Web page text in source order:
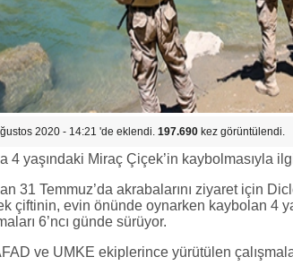
2020 - 14:21 'de eklendi. 197.690 kez görüntülendi.
4 yaşındaki Miraç Çiçek’in kaybolmasıyla
31 Temmuz’da akrabalarını ziyaret için
çiftinin, evin önünde oynarken kaybolan 4
6’ncı günde sürüyor.
ve UMKE ekiplerince yürütülen